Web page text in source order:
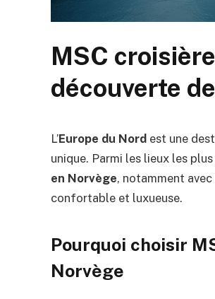
MSC
découverte
L’Europe du Nord est une
unique. Parmi les lieux les
en Norvège, notamment avec
confortable et luxueuse.
Pourquoi choisir
Norvège